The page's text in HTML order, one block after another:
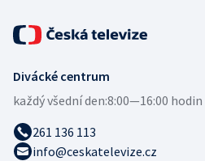
Divácké centrum
každý všední den:8:00—16:00 hodin
261 136 113
info@ceskatelevize.cz